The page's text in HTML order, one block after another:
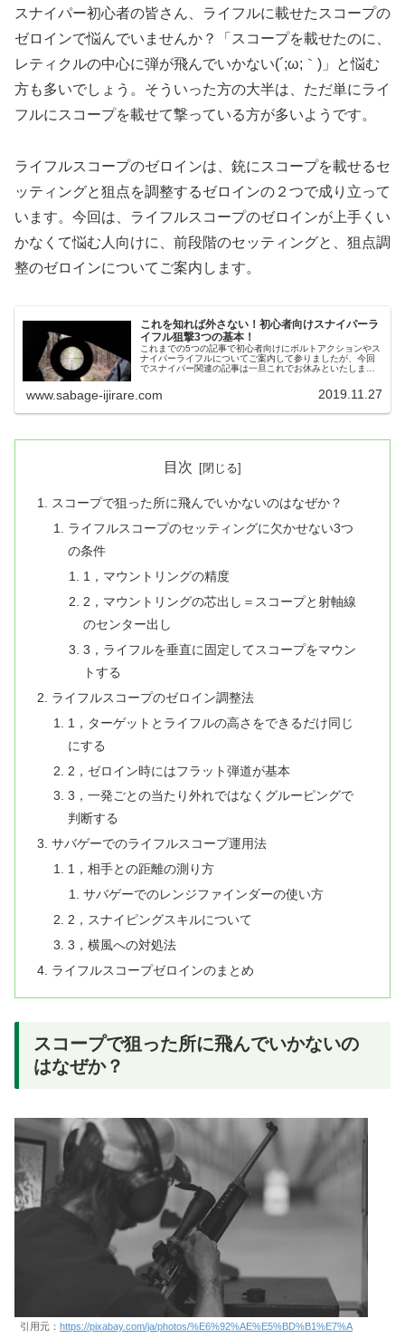
スナイパー初心者の皆さん、ライフルに載せたスコープの
ゼロインで悩んでいませんか？「スコープを載せたのに、
レティクルの中心に弾が飛んでいかない(´;ω;｀)」と悩む
方も多いでしょう。そういった方の大半は、ただ単にライ
フルにスコープを載せて撃っている方が多いようです。
ライフルスコープのゼロインは、銃にスコープを載せるセ
ッティングと狙点を調整するゼロインの２つで成り立って
います。今回は、ライフルスコープのゼロインが上手くい
かなくて悩む人向けに、前段階のセッティングと、狙点調
整のゼロインについてご案内します。
これを知れば外さない！初心者向けスナイパーラ
イフル狙撃3つの基本！
これまでの5つの記事で初心者向けにボルトアクションやス
ナイパーライフルについてご案内して参りましたが、今回
でスナイパー関連の記事は一旦これでお休みといたしま
www.sabage-ijirare.com 2019.11.27
目次
スコープで狙った所に飛んでいかないのはなぜか？
ライフルスコープのセッティングに欠かせない3つ
の条件
1，マウントリングの精度
2，マウントリングの芯出し＝スコープと射軸線
のセンター出し
3，ライフルを垂直に固定してスコープをマウン
トする
ライフルスコープのゼロイン調整法
1，ターゲットとライフルの高さをできるだけ同じ
にする
2，ゼロイン時にはフラット弾道が基本
3，一発ごとの当たり外れではなくグルーピングで
判断する
サバゲーでのライフルスコープ運用法
1，相手との距離の測り方
サバゲーでのレンジファインダーの使い方
2，スナイピングスキルについて
3，横風への対処法
ライフルスコープゼロインのまとめ
スコープで狙った所に飛んでいかないの
はなぜか？
引用元： https://pixabay.com/ja/photos/%E6%92%AE%E5%BD%B1%E7%A